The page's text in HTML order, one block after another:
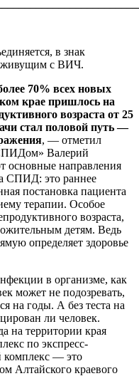
в знак
живущим с ВИЧ.
70% всех новых
крае пришлось на
возраста от 25
стал половой путь —
, — отметил
Валерий
основные направления
СПИД: это раннее
постановка пациента
терапии. Особое
возраста,
детям. Ведь
определяет здоровье
в организме, как
может не подозревать,
на годы. А без теста на
ли человек.
на территории края
по экспресс-
— это
Алтайского краевого